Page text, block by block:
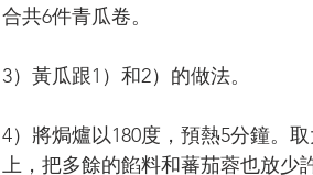
合共6件青瓜卷。
3）黃瓜跟1）和2）的做法。
4）將焗爐以180度，預熱5分鐘。
上，把多餘的餡料和蕃茄蓉也放少